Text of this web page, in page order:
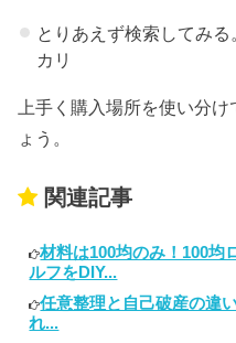
とりあえず検索して
カリ
上手く購入場所を使い分
ょう。
関連記事
材料は100均のみ！100均
ルフをDIY...
任意整理と自己破産の違
れ...